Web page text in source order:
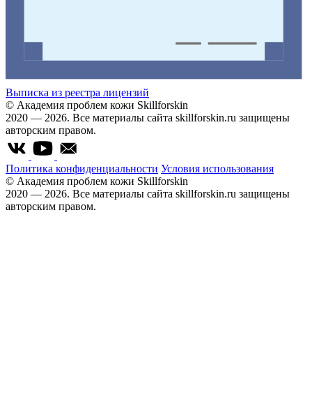
Выписка из реестра лицензий
© Академия проблем кожи Skillforskin
2020 — 2026. Все материалы сайта skillforskin.ru защищены
авторским правом.
Политика конфиденциальности Условия использования
© Академия проблем кожи Skillforskin
2020 — 2026. Все материалы сайта skillforskin.ru защищены
авторским правом.